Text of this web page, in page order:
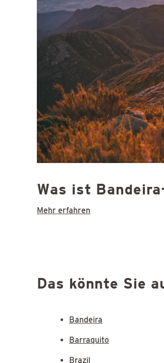
Was ist
Mehr erfahren
Das könnte Sie
Bandeira
Barraquito
Brazil